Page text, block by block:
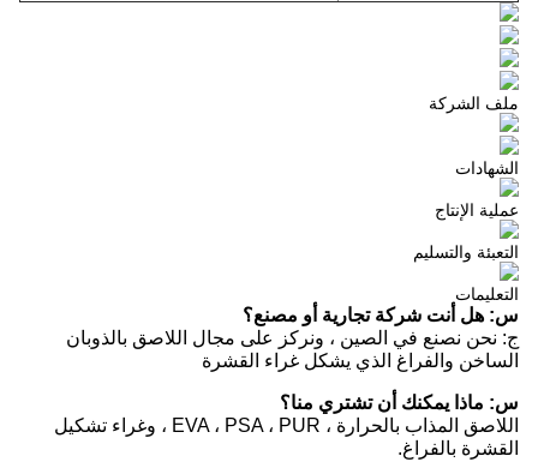
ملف الشركة
الشهادات
عملية الإنتاج
التعبئة والتسليم
التعليمات
س: هل أنت شركة تجارية أو مصنع؟
ج: نحن نصنع في الصين ، ونركز على مجال اللاصق بالذوبان
الساخن والفراغ الذي يشكل غراء القشرة
س: ماذا يمكنك أن تشتري منا؟
اللاصق المذاب بالحرارة ، EVA ، PSA ، PUR ، وغراء تشكيل
القشرة بالفراغ.